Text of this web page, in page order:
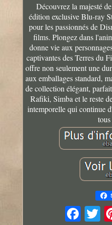
Découvrez la majesté
édition exclusive Blu-ray
pour les passionnés de
films. Plongez dans
donne vie aux
captivantes des Terres du
offre non seulement une
aux emballages standard,
de collection élégant,
Rafiki, Simba et le reste
intemporelle qui continue
tous